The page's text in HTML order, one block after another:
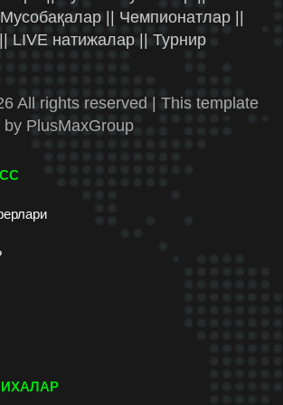
|| Чемпионатлар ||
LIVE натижалар || Турнир
All rights reserved | This template
by PlusMaxGroup